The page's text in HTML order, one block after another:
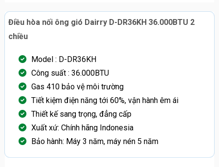
Điều hòa nối ông gió Dairry D-DR36KH 36.000BTU 2
chiều
Model : D-DR36KH
Công suất : 36.000BTU
Gas 410 bảo vệ môi trường
Tiết kiệm điện năng tới 60%, vận hành êm ái
Thiết kế sang trọng, đẳng cấp
Xuất xứ: Chính hãng Indonesia
Bảo hành: Máy 3 năm, máy nén 5 năm